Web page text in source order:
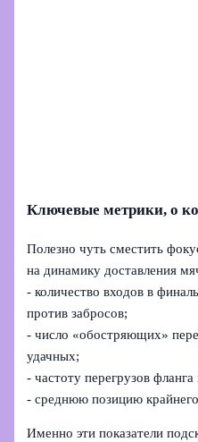
Ключевые метрики, о
Полезно чуть сместить
на динамику доставления
- количество входов в
против забросов;
- число «обостряющих»
удачных;
- частоту перегрузов
- среднюю позицию
Именно эти показатели